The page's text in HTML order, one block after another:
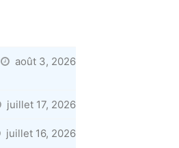
août 3, 2026
juillet 17, 2026
juillet 16, 2026